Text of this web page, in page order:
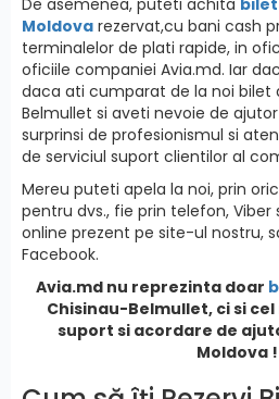
Moldova rezervat,cu bani cash
terminalelor de plati rapide, in
oficiile companiei Avia.md. Iar
daca ati cumparat de la noi bilet
Belmullet si aveti nevoie de
surprinsi de profesionismul si
de serviciul suport clientilor al
Mereu puteti apela la noi, prin
pentru dvs., fie prin telefon,
online prezent pe site-ul nostru,
Facebook.
Avia.md nu reprezinta doar
Chisinau-Belmullet, ci si
suport si acordare de
Moldova